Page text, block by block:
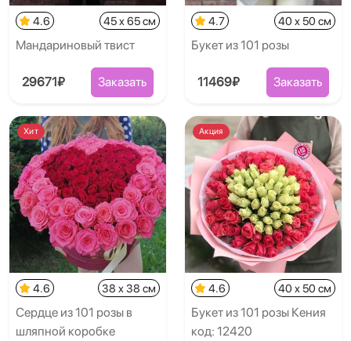
4.6 45 x 65 см
Мандариновый твист
29671₽ Заказать
4.7 40 x 50 см
Букет из 101 розы
11469₽ Заказать
Хит
4.6 38 x 38 см
Сердце из 101 розы в
шляпной коробке
Акция
4.6 40 x 50 см
Букет из 101 розы Кения
код: 12420